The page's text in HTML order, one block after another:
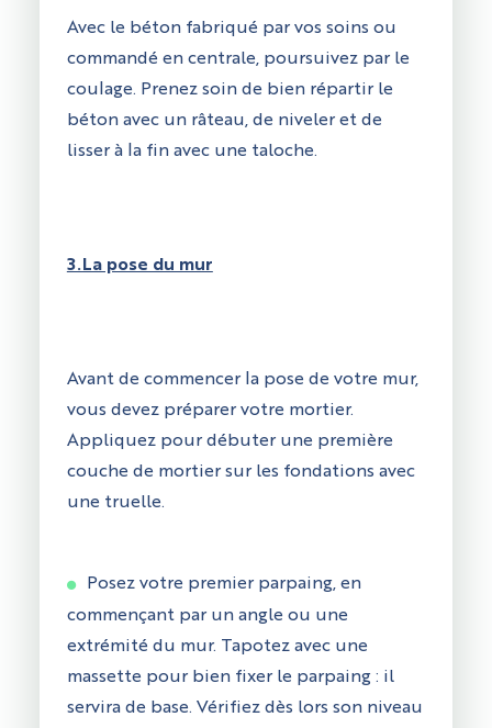
Avec le béton fabriqué par vos soins ou
commandé en centrale, poursuivez par le
coulage. Prenez soin de bien répartir le
béton avec un râteau, de niveler et de
lisser à la fin avec une taloche.
3.La pose du mur
Avant de commencer la pose de votre mur,
vous devez préparer votre mortier.
Appliquez pour débuter une première
couche de mortier sur les fondations avec
une truelle.
Posez votre premier parpaing, en
commençant par un angle ou une
extrémité du mur. Tapotez avec une
massette pour bien fixer le parpaing : il
servira de base. Vérifiez dès lors son niveau